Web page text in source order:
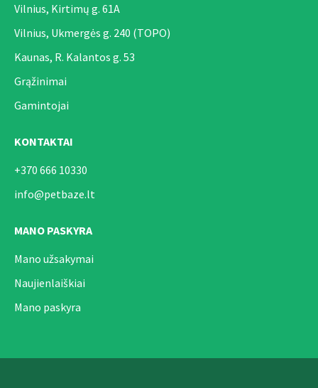
Vilnius, Kirtimų g. 61A
Vilnius, Ukmergės g. 240 (TOPO)
Kaunas, R. Kalantos g. 53
Grąžinimai
Gamintojai
KONTAKTAI
+370 666 10330
info@petbaze.lt
MANO PASKYRA
Mano užsakymai
Naujienlaiškiai
Mano paskyra